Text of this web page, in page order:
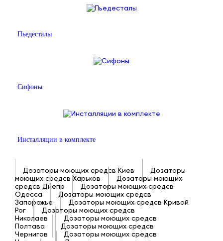
Пьедесталы
Сифоны
Инсталляции в комплекте
Дозаторы моющих средсв Киев
Дозаторы
моющих средсв Харьков
Дозаторы моющих
средсв Днепр
Дозаторы моющих средсв
Одесса
Дозаторы моющих средсв
Запорожье
Дозаторы моющих средсв Кривой
Рог
Дозаторы моющих средсв
Николаев
Дозаторы моющих средсв
Полтава
Дозаторы моющих средсв
Чернигов
Дозаторы моющих средсв